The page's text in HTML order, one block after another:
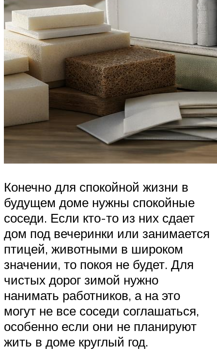
Конечно для спокойной жизни в
будущем доме нужны спокойные
соседи. Если кто-то из них сдает
дом под вечеринки или занимается
птицей, животными в широком
значении, то покоя не будет. Для
чистых дорог зимой нужно
нанимать работников, а на это
могут не все соседи соглашаться,
особенно если они не планируют
жить в доме круглый год.